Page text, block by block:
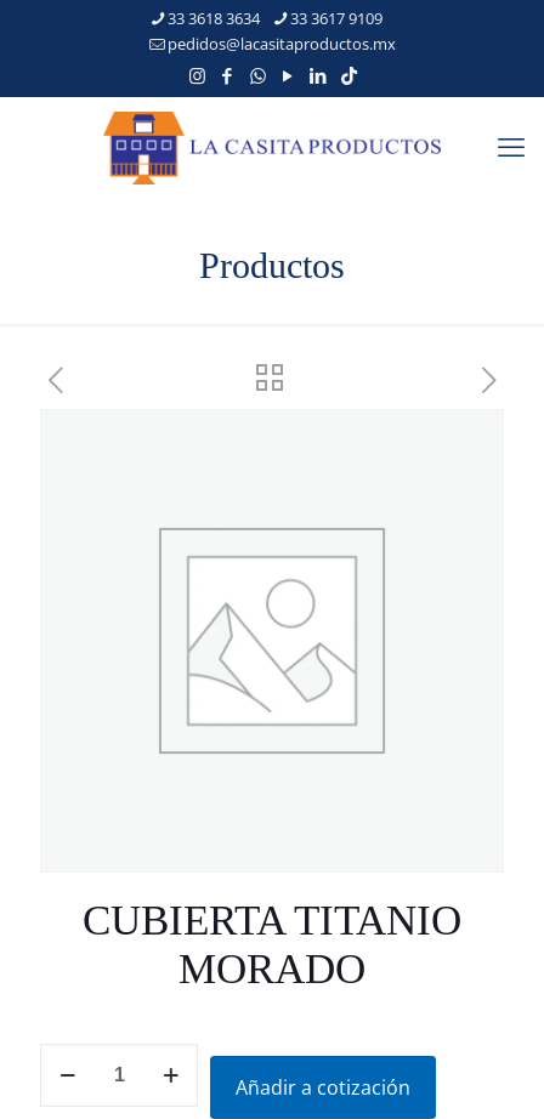
33 3618 3634
33 3617 9109
pedidos@lacasitaproductos.mx
Productos
CUBIERTA TITANIO
MORADO
TITANIO
Añadir a cotización